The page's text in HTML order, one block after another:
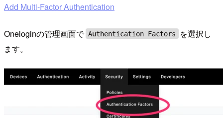
Add Multi-Factor Authentication
Oneloginの管理画面で Authentication Factors
を選択し
ます。